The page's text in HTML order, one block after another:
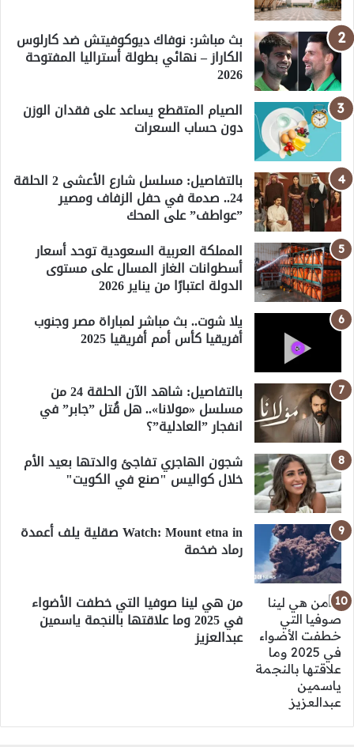
بث مباشر: نوفاك ديوكوفيتش ضد كارلوس
الكاراز – نهائي بطولة أستراليا المفتوحة
2026
الصيام المتقطع يساعد على فقدان الوزن
دون حساب السعرات
بالتفاصيل: مسلسل شارع الأعشى 2 الحلقة
24.. صدمة في حفل الزفاف ومصير
”عواطف” على المحك
المملكة العربية السعودية توحد أسعار
أسطوانات الغاز المسال على مستوى
الدولة اعتبارًا من يناير 2026
يلا شوت.. بث مباشر لمباراة مصر وجنوب
أفريقيا كأس أمم أفريقيا 2025
بالتفاصيل: شاهد الآن الحلقة 24 من
مسلسل «مولانا».. هل قُتل ”جابر” في
انفجار ”العادلية”؟
شجون الهاجري تفاجئ والدتها بعيد الأم
خلال كواليس "صنع في الكويت"
Watch: Mount etna in صقلية يلف أعمدة
رماد ضخمة
من هي لينا صوفيا التي خطفت الأضواء
في 2025 وما علاقتها بالنجمة ياسمين
عبدالعزيز